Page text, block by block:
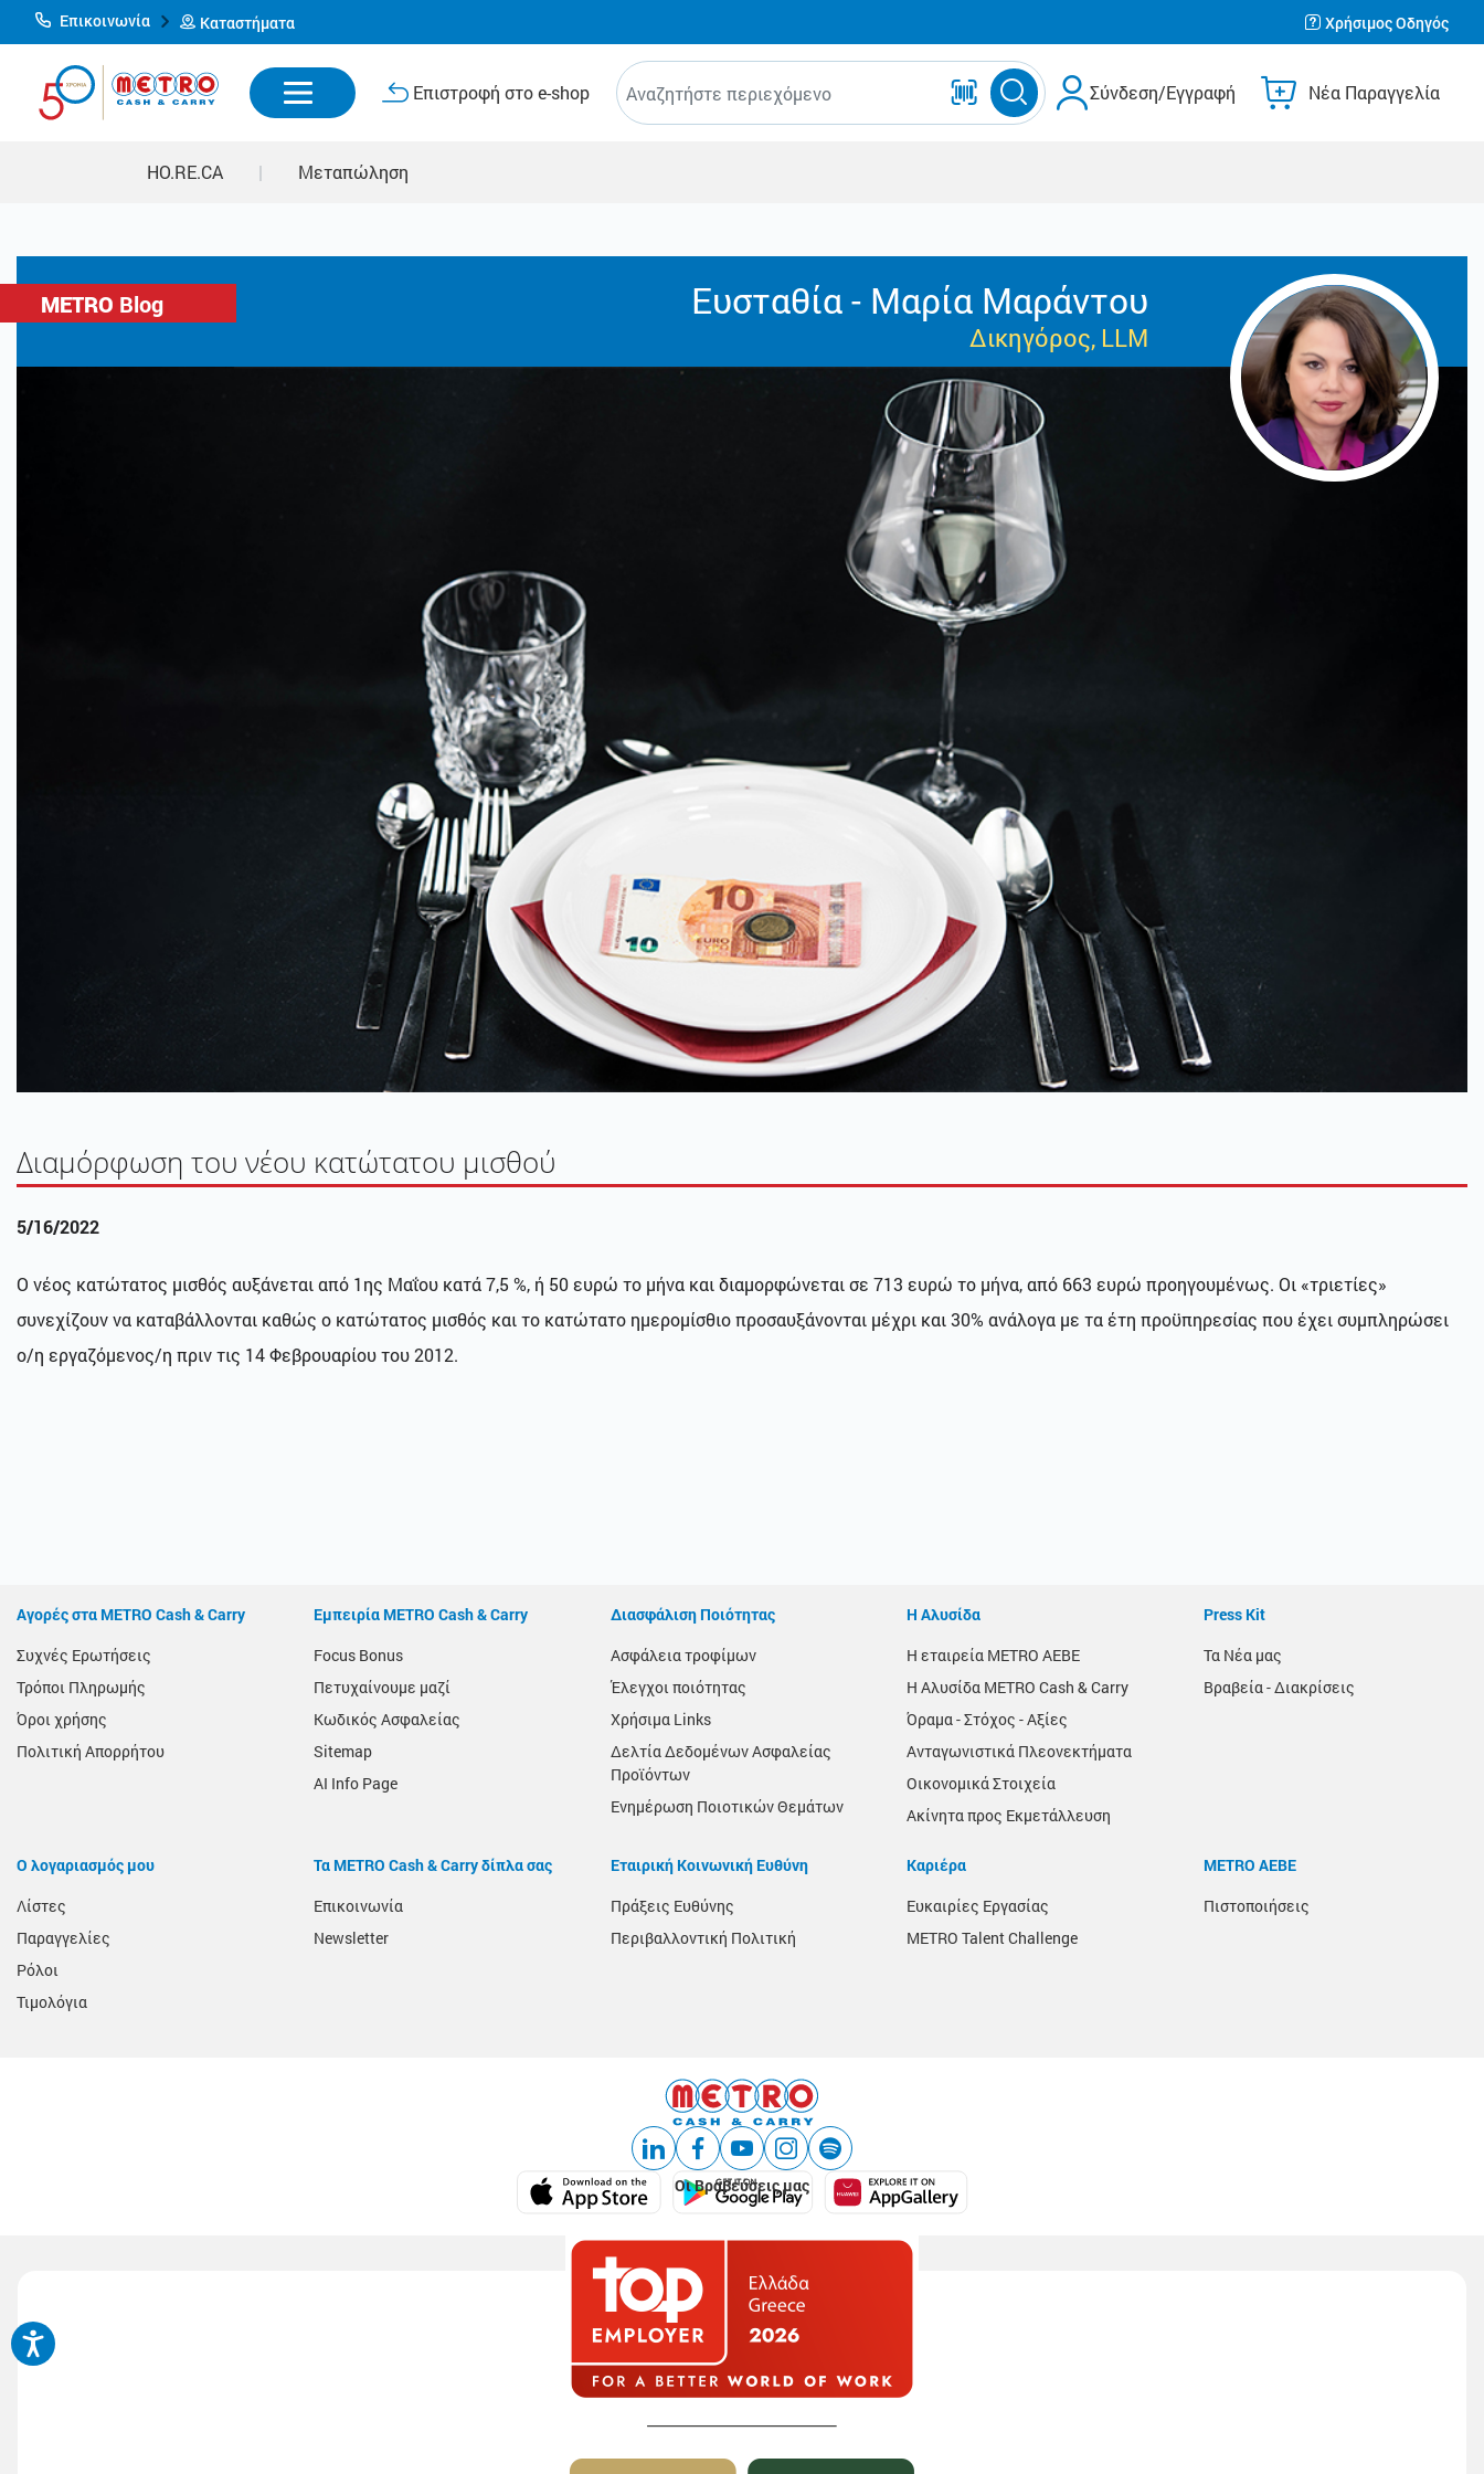
Επικοινωνία Καταστήματα Χρήσιμος Οδηγός
Επιστροφή στο e-shop Σύνδεση/Εγγραφή Νέα Παραγγελία
HO.RE.CA | Μεταπώληση
METRO Blog Ευσταθία - Μαρία Μαράντου
Δικηγόρος, LLM
Διαμόρφωση του νέου κατώτατου μισθού
5/16/2022
Ο νέος κατώτατος μισθός αυξάνεται από 1ης Μαΐου κατά 7,5 %, ή 50 ευρώ το μήνα και διαμορφώνεται σε 713 ευρώ το μήνα, από 663 ευρώ προηγουμένως. Οι «τριετίες»
συνεχίζουν να καταβάλλονται καθώς ο κατώτατος μισθός και το κατώτατο ημερομίσθιο προσαυξάνονται μέχρι και 30% ανάλογα με τα έτη προϋπηρεσίας που έχει συμπληρώσει
ο/η εργαζόμενος/η πριν τις 14 Φεβρουαρίου του 2012.
Αγορές στα METRO Cash & Carry
Συχνές Ερωτήσεις
Τρόποι Πληρωμής
Όροι χρήσης
Πολιτική Απορρήτου
Εμπειρία METRO Cash & Carry
Focus Bonus
Πετυχαίνουμε μαζί
Κωδικός Ασφαλείας
Sitemap
AI Info Page
Διασφάλιση Ποιότητας
Ασφάλεια τροφίμων
Έλεγχοι ποιότητας
Χρήσιμα Links
Δελτία Δεδομένων Ασφαλείας
Προϊόντων
Ενημέρωση Ποιοτικών Θεμάτων
Η Αλυσίδα
Η εταιρεία METRO AEBE
Η Αλυσίδα METRO Cash & Carry
Όραμα - Στόχος - Αξίες
Ανταγωνιστικά Πλεονεκτήματα
Οικονομικά Στοιχεία
Ακίνητα προς Εκμετάλλευση
Press Kit
Τα Νέα μας
Βραβεία - Διακρίσεις
Ο λογαριασμός μου
Λίστες
Παραγγελίες
Ρόλοι
Τιμολόγια
Τα METRO Cash & Carry δίπλα σας
Επικοινωνία
Newsletter
Εταιρική Κοινωνική Ευθύνη
Πράξεις Ευθύνης
Περιβαλλοντική Πολιτική
Καριέρα
Ευκαιρίες Εργασίας
METRO Talent Challenge
METRO ΑΕΒΕ
Πιστοποιήσεις
Οι Βραβεύσεις μας